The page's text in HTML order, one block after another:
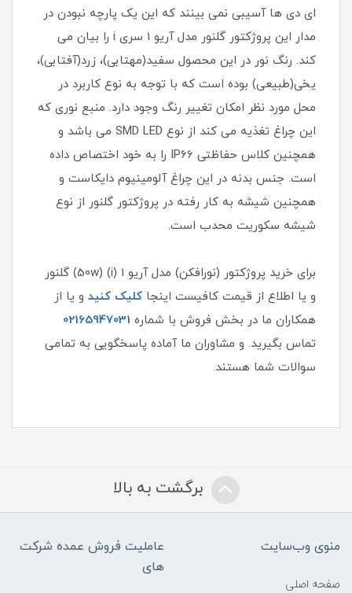
ای دی ها آسیبی نمی بینند که این یک پارچه نبودن در
مدار این پروژکتور گلنور مدل آریو 1 سری i را بیان می
کند. رنگ نور در این محصول سفید(مهتابی)، زرد(آفتابی)،
یخی(طبیعی) بوده است که با توجه به نوع کاربرد در
محل مورد نظر امکان تغییر رنگ وجود دارد. منبع نوری که
این چراغ تغذیه می کند از نوع SMD LED می باشد و
همچنین کلاس حفاظتی IP66 را به خود اختصاص داده
است. جنس بدنه در این چراغ آلومینیوم دایکاست و
همچنین شیشه به کار رفته در پروژکتور گلنور از نوع
شیشه سکوریت محدب است.
برای خرید پروژکتور (نورافکن) مدل آریو 1 (i) (50w) گلنور
و یا اطلاع از قیمت کافیست اینجا کلیک کنید و یا از
همکاران ما در بخش فروش با شماره 02165947031
تماس بگیرید. و مشاوران ما آماده پاسخگویی به تمامی
سوالات شما هستند.
برگشت به بالا
منوی وب‌سایت
صفحه اصلی
عاملیت فروش عمده شرکت
های